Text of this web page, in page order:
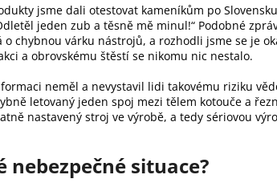
jsme dali otestovat kameníkům po
jeden zub a těsně mě minul!“ Podobné
chybnou várku nástrojů, a rozhodli jsme se je
a obrovskému štěstí se nikomu nic nestalo.
neměl a nevystavil lidi takovému riziku
letovaný jeden spoj mezi tělem kotouče a
nastavený stroj ve výrobě, a tedy sériovou
situace?